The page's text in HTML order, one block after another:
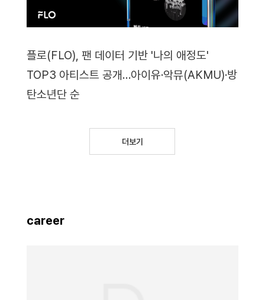
플로(FLO), 팬 데이터 기반 '나의 애정도'
TOP3 아티스트 공개…아이유·악뮤(AKMU)·방
탄소년단 순
더보기
career